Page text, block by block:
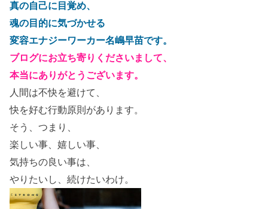
真の自己に目覚め、
魂の目的に気づかせる
変容エナジーワーカー名嶋早苗です。
ブログにお立ち寄りくださいまして、
本当にありがとうございます。
人間は不快を避けて、
快を好む行動原則があります。
そう、つまり、
楽しい事、嬉しい事、
気持ちの良い事は、
やりたいし、続けたいわけ。